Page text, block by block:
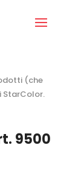
(che
StarColor.
9500